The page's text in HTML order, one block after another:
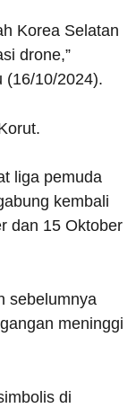
Korea Selatan
drone,”
(16/10/2024).
liga pemuda
kembali
dan 15 Oktober
sebelumnya
meninggi
di